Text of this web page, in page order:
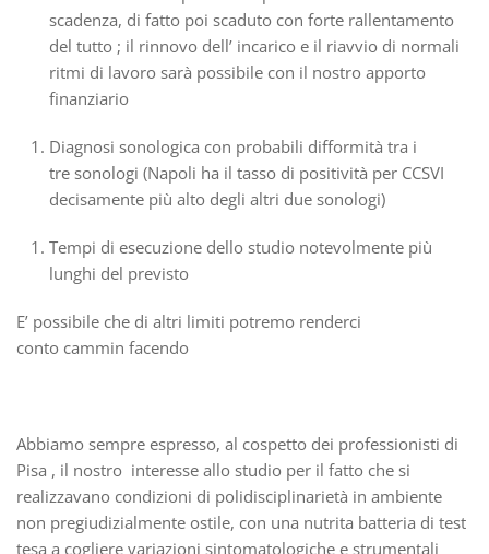
scadenza, di fatto poi scaduto con forte rallentamento
del tutto ; il rinnovo dell’ incarico e il riavvio di normali
ritmi di lavoro sarà possibile con il nostro apporto
finanziario
Diagnosi sonologica con probabili difformità tra i
tre sonologi (Napoli ha il tasso di positività per CCSVI
decisamente più alto degli altri due sonologi)
Tempi di esecuzione dello studio notevolmente più
lunghi del previsto
E’ possibile che di altri limiti potremo renderci
conto cammin facendo
Abbiamo sempre espresso, al cospetto dei professionisti di
Pisa , il nostro interesse allo studio per il fatto che si
realizzavano condizioni di polidisciplinarietà in ambiente
non pregiudizialmente ostile, con una nutrita batteria di test
tesa a cogliere variazioni sintomatologiche e strumentali